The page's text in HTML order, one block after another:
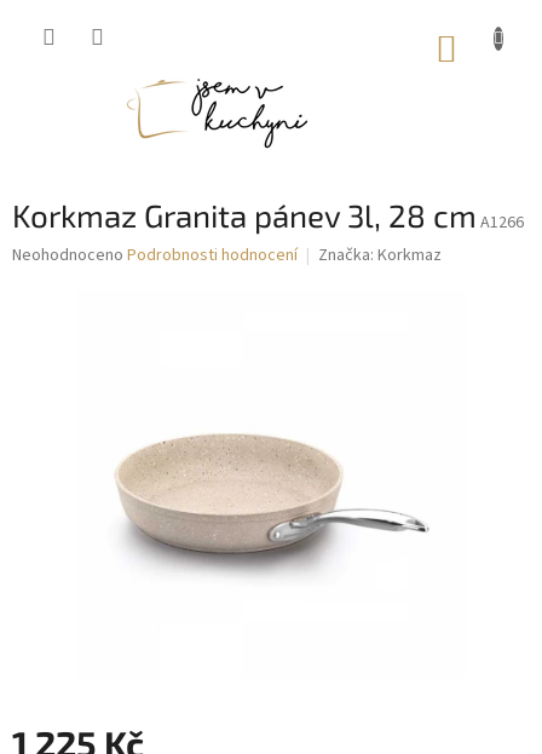
Korkmaz Granita pánev 3l, 28 cm A1266
Průměrné
Neohodnoceno Podrobnosti hodnocení Značka: Korkmaz
1 225 Kč